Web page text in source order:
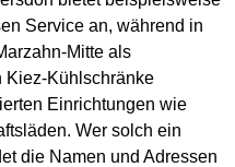
Service an, während in
Mitte als
Kiez-Kühlschränke
Einrichtungen wie
Wer solch ein
die Namen und Adressen